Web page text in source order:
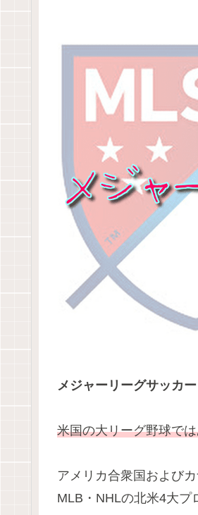
メジャーリーグサッカ
米国の大リーグ野球で
アメリカ合衆国および
MLB・NHLの北米4大プ